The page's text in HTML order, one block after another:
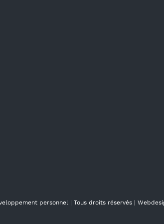
personnel | Tous droits réservés |